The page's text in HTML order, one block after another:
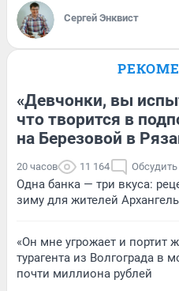
Сергей Энквист
«Девчонки, вы
что творится в
на Березовой в
20 часов 11 164 Обсудить
Одна банка — три вкуса:
зиму для жителей
«Он мне угрожает и портит
турагента из Волгограда в
почти миллиона рублей